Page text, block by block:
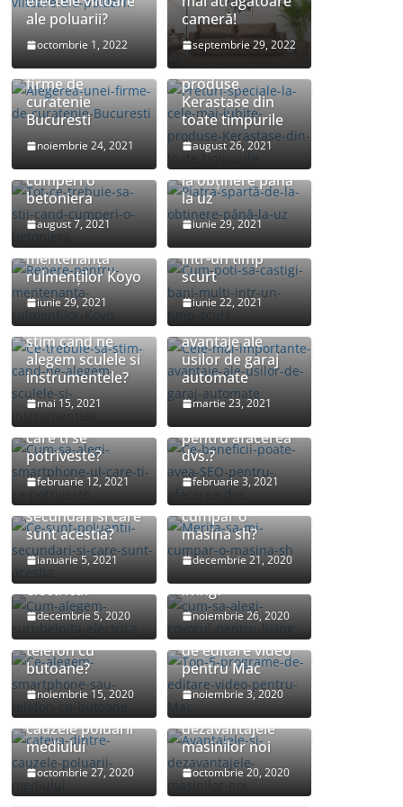
ale poluarii?
octombrie 1, 2022
cameră!
septembrie 29, 2022
Alegerea unei
firme de
curatenie
Bucuresti
noiembrie 24, 2021
Preturi speciale
la cele mai iubite
produse
Kerastase din
toate timpurile
august 26, 2021
Tot ce trebuie sa
cumperi o
betoniera
august 7, 2021
la obținere până
la uz
iunie 29, 2021
Repere pentru
mentenanța
rulmenților Koyo
iunie 29, 2021
Cum poti sa
intr-un timp
scurt
iunie 22, 2021
Ce trebuie sa
stim cand ne
alegem sculele si
instrumentele?
mai 15, 2021
Cele mai
importante
avantaje ale
usilor de garaj
automate
martie 23, 2021
Cum sa alegi
smartphone-ul
care ti se
potriveste?
februarie 12, 2021
Ce beneficii
pentru afacerea
dvs.?
februarie 3, 2021
Ce sunt poluantii
secundari si care
sunt acestia?
ianuarie 5, 2021
Merita sa-mi
cumpar o
masina sh?
decembrie 21, 2020
Cum alegem
surubelnita
electrica?
decembrie 5, 2020
Cum sa alegi
covorul pentru
living?
noiembrie 26, 2020
Ce alegem:
smartphone sau
telefon cu
butoane?
noiembrie 15, 2020
Top 5 programe
de editare video
pentru Mac
noiembrie 3, 2020
Cateva dintre
cauzele poluarii
mediului
octombrie 27, 2020
Avantajele si
dezavantajele
masinilor noi
octombrie 20, 2020
Cele mai
frumoase tipuri